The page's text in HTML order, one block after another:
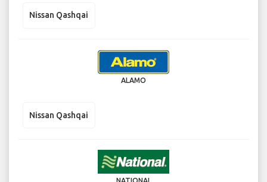
Nissan Qashqai
ALAMO
Nissan Qashqai
NATIONAL